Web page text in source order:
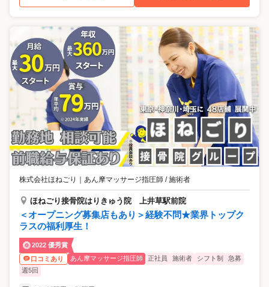
株式会社ほねごり ｜ あん摩マッサージ指圧師 / 施術者
ほねごり接骨院はりきゅう院 上井草駅前院
＜オープニング募集店もあり＞経験不問★業界トップク
ラスの福利厚生！
2022 優秀賞
口コミあり
あん摩マッサージ指圧師 正社員 施術者 シフト制
急募
週5回